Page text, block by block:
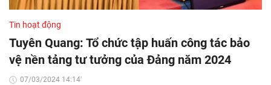
Tin hoạt động
Tuyên Quang: Tổ chức tập huấn công tác bảo
vệ nền tảng tư tưởng của Đảng năm 2024
07/03/2024 14:14'